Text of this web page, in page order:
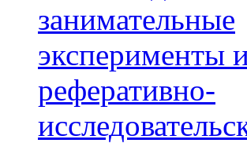
занимательные
эксперименты
реферативно-